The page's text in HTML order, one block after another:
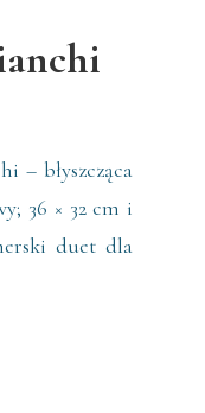
– błyszcząca
36 × 32 cm i
duet dla